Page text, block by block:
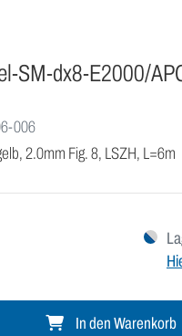
SM-dx8-E2000/
006
2.0mm Fig. 8, LSZH, L=6m
In den Warenkorb